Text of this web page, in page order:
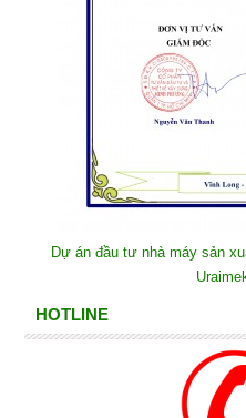
Dự án đầu tư nhà máy sản
HOTLINE